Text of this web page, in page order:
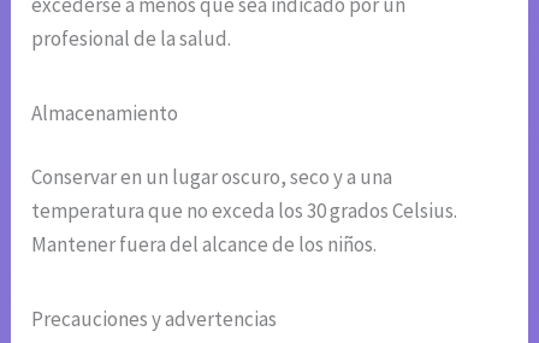
profesional de la salud.
Almacenamiento
Conservar en un lugar oscuro, seco y a una
temperatura que no exceda los 30 grados Celsius.
Mantener fuera del alcance de los niños.
Precauciones y advertencias